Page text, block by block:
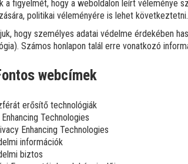
a figyelmét, hogy a weboldalon leírt véleménye
politikai véleményére is lehet
hogy személyes adatai védelme érdekében
Számos honlapon talál erre vonatkozó
webcímek
erősítő technológiák
Technologies
Enhancing Technologies
információk
biztos